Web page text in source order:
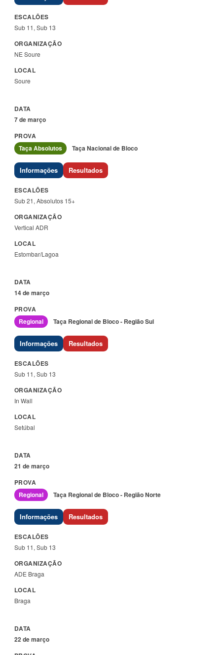
Sub 11, Sub 13
NE Soure
Soure
7 de março
Taça Absolutos Taça Nacional de Bloco
Informações Resultados
Sub 21, Absolutos 15+
Vertical ADR
Estombar/Lagoa
14 de março
Regional Taça Regional de Bloco - Região Sul
Informações Resultados
Sub 11, Sub 13
In Wall
Setúbal
21 de março
Regional Taça Regional de Bloco - Região Norte
Informações Resultados
Sub 11, Sub 13
ADE Braga
Braga
22 de março